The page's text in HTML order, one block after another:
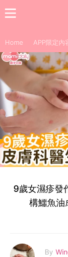
Home APP限定內
9歲女濕疹發
構鱷魚油
By